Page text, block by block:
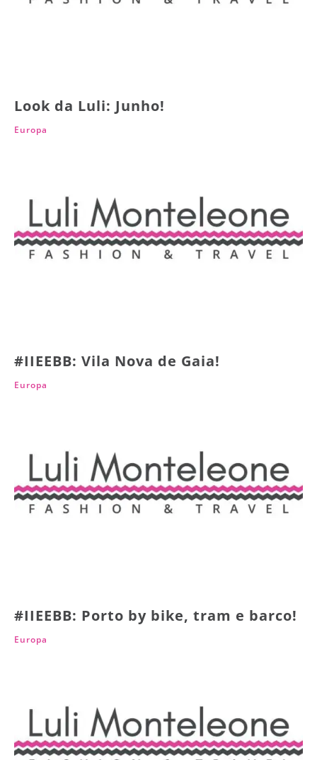
Look da Luli: Junho!
Europa
#IIEEBB: Vila Nova de Gaia!
Europa
#IIEEBB: Porto by bike, tram e barco!
Europa